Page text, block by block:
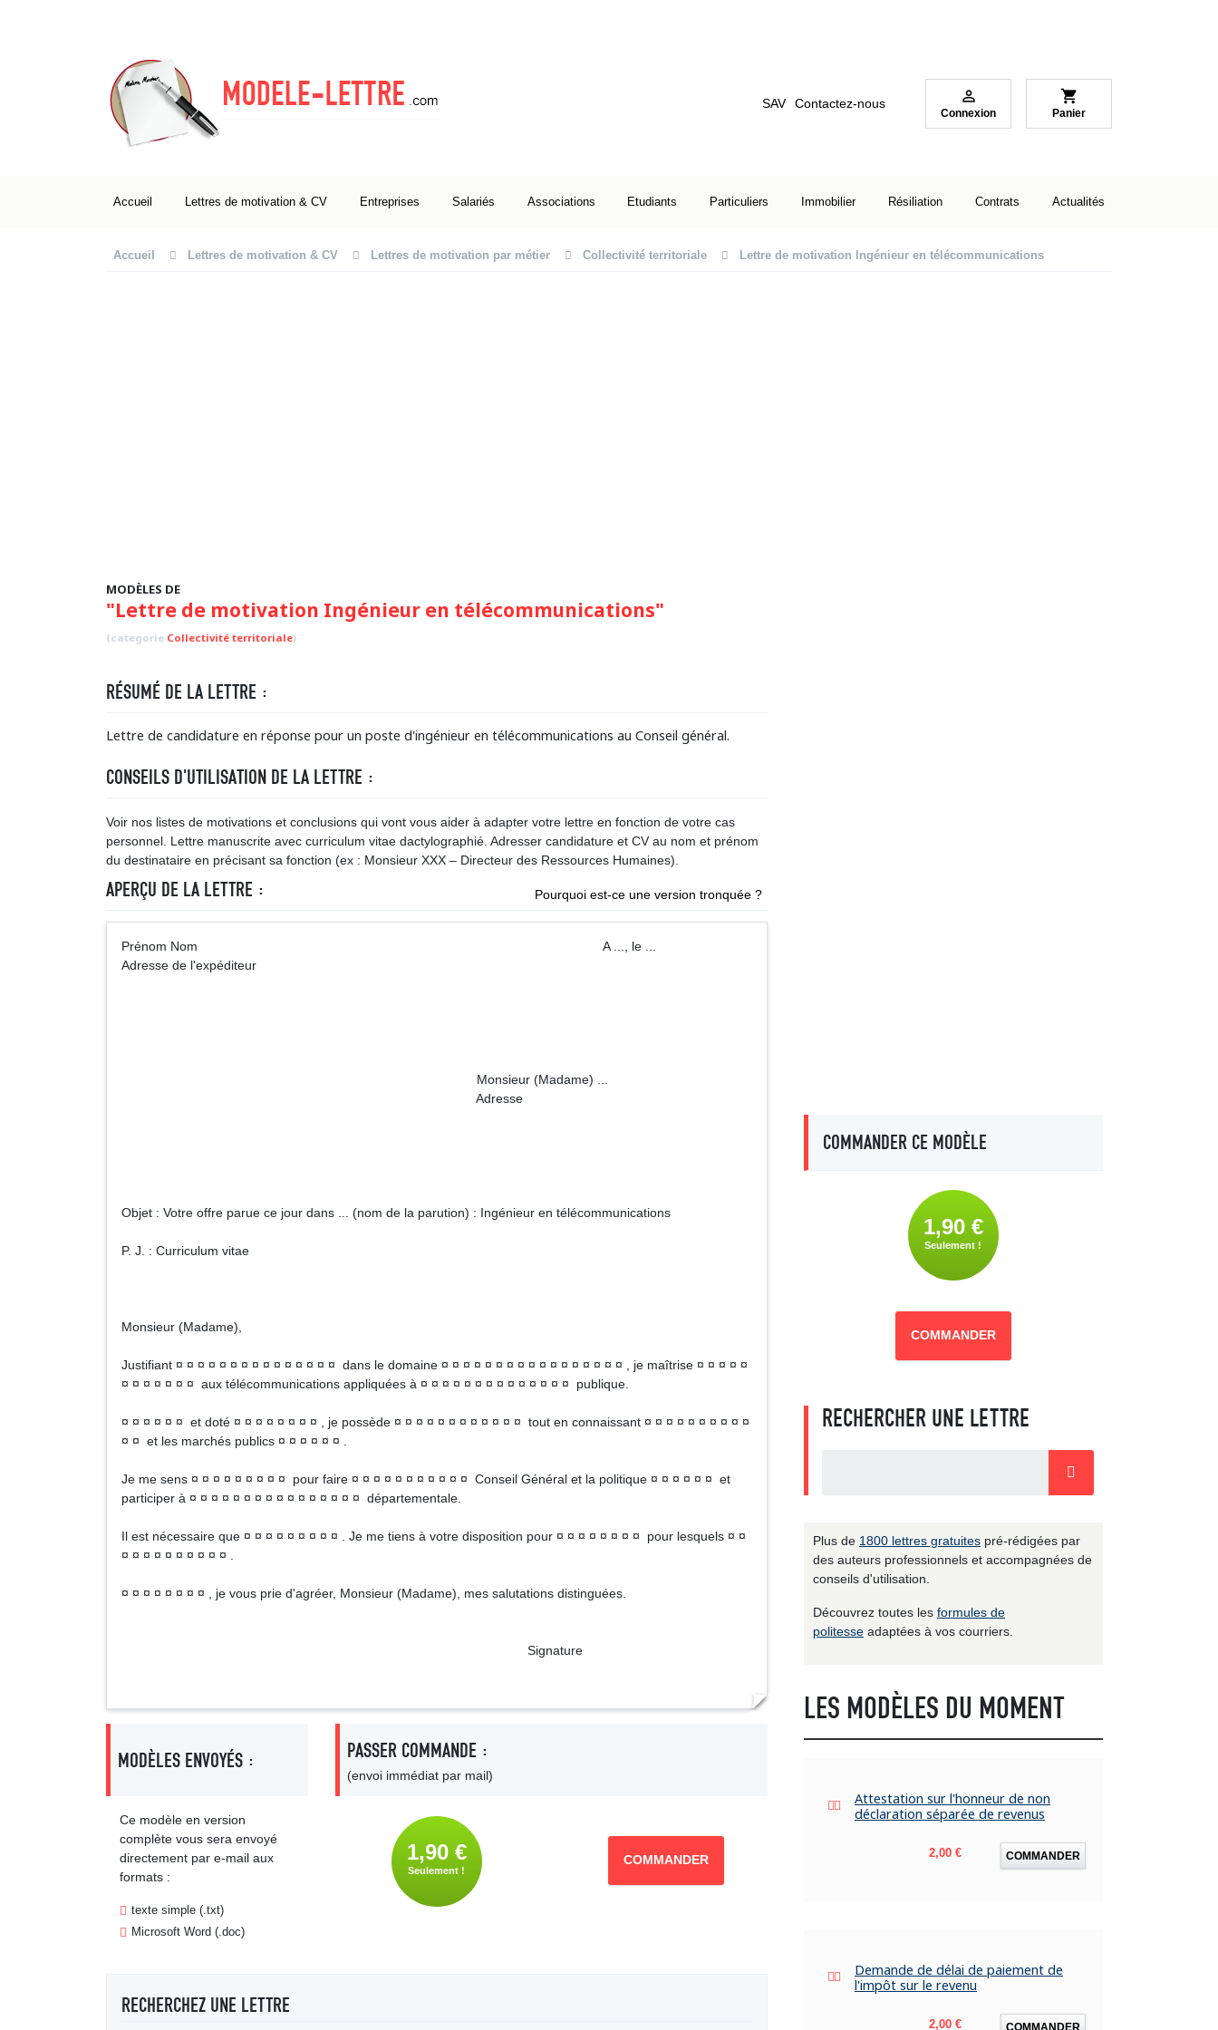
SAV Contactez-nous 
Connexion
shopping_cart
Panier
Accueil Lettres de motivation & CV Entreprises Salariés Associations Etudiants Particuliers Immobilier Résiliation Contrats Actualités
Accueil Lettres de motivation & CV Lettres de motivation par métier Collectivité territoriale Lettre de motivation Ingénieur en télécommunications
MODÈLES DE
"Lettre de motivation Ingénieur en télécommunications"
(categorie Collectivité territoriale)
RÉSUMÉ DE LA LETTRE :
Lettre de candidature en réponse pour un poste d'ingénieur en télécommunications au Conseil général.
CONSEILS D'UTILISATION DE LA LETTRE :
Voir nos listes de motivations et conclusions qui vont vous aider à adapter votre lettre en fonction de votre cas
personnel. Lettre manuscrite avec curriculum vitae dactylographié. Adresser candidature et CV au nom et prénom
du destinataire en précisant sa fonction (ex : Monsieur XXX – Directeur des Ressources Humaines).
APERÇU DE LA LETTRE : Pourquoi est-ce une version tronquée ?
Prénom Nom A ..., le ...
Adresse de l'expéditeur
Monsieur (Madame) ...
Adresse
Objet : Votre offre parue ce jour dans ... (nom de la parution) : Ingénieur en télécommunications
P. J. : Curriculum vitae
Monsieur (Madame),
Justifiant ¤ ¤ ¤ ¤ ¤ ¤ ¤ ¤ ¤ ¤ ¤ ¤ ¤ ¤ ¤ dans le domaine ¤ ¤ ¤ ¤ ¤ ¤ ¤ ¤ ¤ ¤ ¤ ¤ ¤ ¤ ¤ ¤ ¤ , je maîtrise ¤ ¤ ¤ ¤ ¤
¤ ¤ ¤ ¤ ¤ ¤ ¤ aux télécommunications appliquées à ¤ ¤ ¤ ¤ ¤ ¤ ¤ ¤ ¤ ¤ ¤ ¤ ¤ ¤ publique.
¤ ¤ ¤ ¤ ¤ ¤ et doté ¤ ¤ ¤ ¤ ¤ ¤ ¤ ¤ , je possède ¤ ¤ ¤ ¤ ¤ ¤ ¤ ¤ ¤ ¤ ¤ ¤ tout en connaissant ¤ ¤ ¤ ¤ ¤ ¤ ¤ ¤ ¤ ¤
¤ ¤ et les marchés publics ¤ ¤ ¤ ¤ ¤ ¤ .
Je me sens ¤ ¤ ¤ ¤ ¤ ¤ ¤ ¤ ¤ pour faire ¤ ¤ ¤ ¤ ¤ ¤ ¤ ¤ ¤ ¤ ¤ Conseil Général et la politique ¤ ¤ ¤ ¤ ¤ ¤ et
participer à ¤ ¤ ¤ ¤ ¤ ¤ ¤ ¤ ¤ ¤ ¤ ¤ ¤ ¤ ¤ ¤ départementale.
Il est nécessaire que ¤ ¤ ¤ ¤ ¤ ¤ ¤ ¤ ¤ . Je me tiens à votre disposition pour ¤ ¤ ¤ ¤ ¤ ¤ ¤ ¤ pour lesquels ¤ ¤
¤ ¤ ¤ ¤ ¤ ¤ ¤ ¤ ¤ ¤ .
¤ ¤ ¤ ¤ ¤ ¤ ¤ ¤ , je vous prie d'agréer, Monsieur (Madame), mes salutations distinguées.
Signature
MODÈLES ENVOYÉS :
Ce modèle en version
complète vous sera envoyé
directement par e-mail aux
formats :
texte simple (.txt)
Microsoft Word (.doc)
PASSER COMMANDE :
(envoi immédiat par mail)
1,90 €
Seulement !
COMMANDER
RECHERCHEZ UNE LETTRE
COMMANDER CE MODÈLE
1,90 €
Seulement !
COMMANDER
RECHERCHER UNE LETTRE
Plus de 1800 lettres gratuites pré-rédigées par
des auteurs professionnels et accompagnées de
conseils d'utilisation.
Découvrez toutes les formules de
politesse adaptées à vos courriers.
LES MODÈLES DU MOMENT
Attestation sur l'honneur de non
déclaration séparée de revenus
Prix
2,00 € COMMANDER
Demande de délai de paiement de
l'impôt sur le revenu
Prix
2,00 € COMMANDER